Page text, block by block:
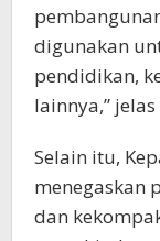
digunakan
pendidikan,
lainnya,”
Selain itu,
menegaskan
dan